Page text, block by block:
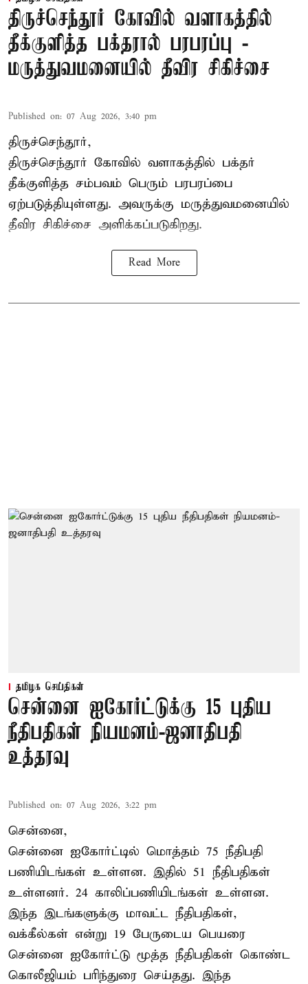
திருச்செந்தூர் கோவில் வளாகத்தில்
தீக்குளித்த பக்தரால் பரபரப்பு -
மருத்துவமனையில் தீவிர சிகிச்சை
Published on: 07 Aug 2026, 3:40 pm
திருச்செந்தூர்,
திருச்செந்தூர் கோவில் வளாகத்தில் பக்தர்
தீக்குளித்த சம்பவம் பெரும் பரபரப்பை
ஏற்படுத்தியுள்ளது. அவருக்கு மருத்துவமனையில்
தீவிர சிகிச்சை அளிக்கப்படுகிறது.
Read More
தமிழக செய்திகள்
சென்னை ஐகோர்ட்டுக்கு 15 புதிய
நீதிபதிகள் நியமனம்-ஜனாதிபதி
உத்தரவு
Published on: 07 Aug 2026, 3:22 pm
சென்னை,
சென்னை ஐகோர்ட்டில் மொத்தம் 75 நீதிபதி
பணியிடங்கள் உள்ளன. இதில் 51 நீதிபதிகள்
உள்ளனர். 24 காலிப்பணியிடங்கள் உள்ளன.
இந்த இடங்களுக்கு மாவட்ட நீதிபதிகள்,
வக்கீல்கள் என்று 19 பேருடைய பெயரை
சென்னை ஐகோர்ட்டு மூத்த நீதிபதிகள் கொண்ட
கொலீஜியம் பரிந்துரை செய்தது. இந்த